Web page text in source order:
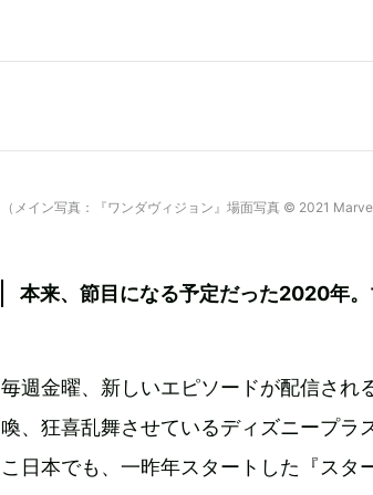
（メイン写真：『ワンダヴィジョン』場面写真 © 2021 Marvel
本来、節目になる予定だった2020年
毎週金曜、新しいエピソードが配信され
喚、狂喜乱舞させているディズニープラ
こ日本でも、一昨年スタートした『スタ